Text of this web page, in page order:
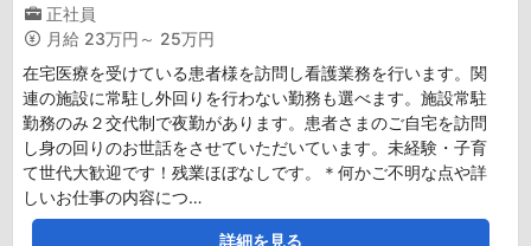
正社員
月給 23万円～ 25万円
在宅医療を受けている患者様を訪問し看護業務を行います。関
連の施設に常駐し外回りを行わない勤務も選べます。施設常駐
勤務のみ２交代制で夜勤があります。患者さまのご自宅を訪問
し身の回りのお世話をさせていただいています。未経験・子育
て世代大歓迎です！残業ほぼなしです。＊何かご不明な点や詳
しいお仕事の内容につ…
詳細を見る